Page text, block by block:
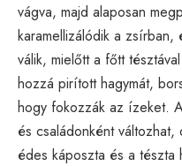
vágva, majd alaposan
karamellizálódik a
válik, mielőtt a főtt
hozzá pirított hagymát,
hogy fokozzák az ízeket.
és családonként
édes káposzta és a tészta